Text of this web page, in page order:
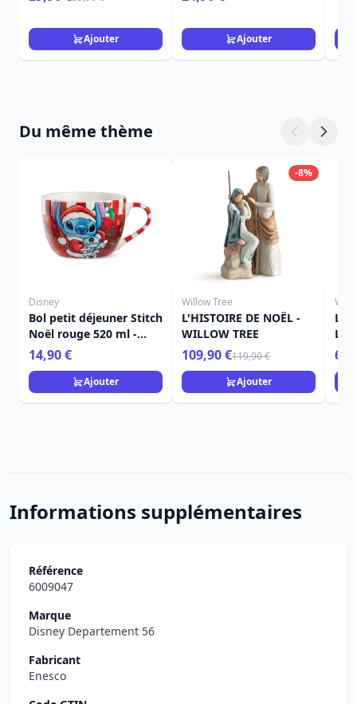
Ajouter Ajouter
Du même thème
Disney
Bol petit déjeuner Stitch
Noël rouge 520 ml -
Egan Disney Home
14,90 €
Ajouter
-8%
Willow Tree
L'HISTOIRE DE NOËL -
WILLOW TREE
109,90 €119,90 €
Ajouter
Informations supplémentaires
Référence
6009047
Marque
Disney Departement 56
Fabricant
Enesco